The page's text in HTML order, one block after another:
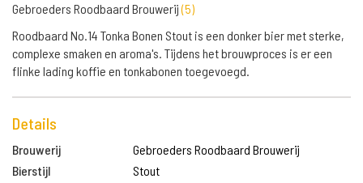
Gebroeders Roodbaard Brouwerij(5)
Roodbaard No.14 Tonka Bonen Stout is een donker bier met sterke,
complexe smaken en aroma's. Tijdens het brouwproces is er een
flinke lading koffie en tonkabonen toegevoegd.
Details
Brouwerij
Gebroeders Roodbaard Brouwerij
Bierstijl
Stout